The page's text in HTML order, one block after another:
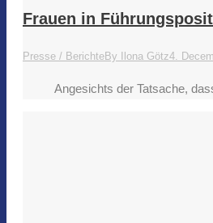
Frauen in
Presse / BerichteBy Ilona Götz4.
Angesichts der Tatsache, dass